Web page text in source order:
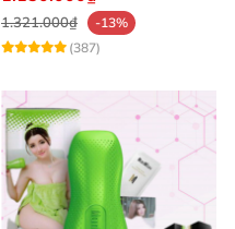
1.321.000₫
-13%
(387)